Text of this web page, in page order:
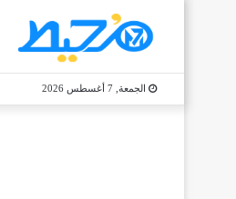
الجمعة, 7 أغسطس 2026